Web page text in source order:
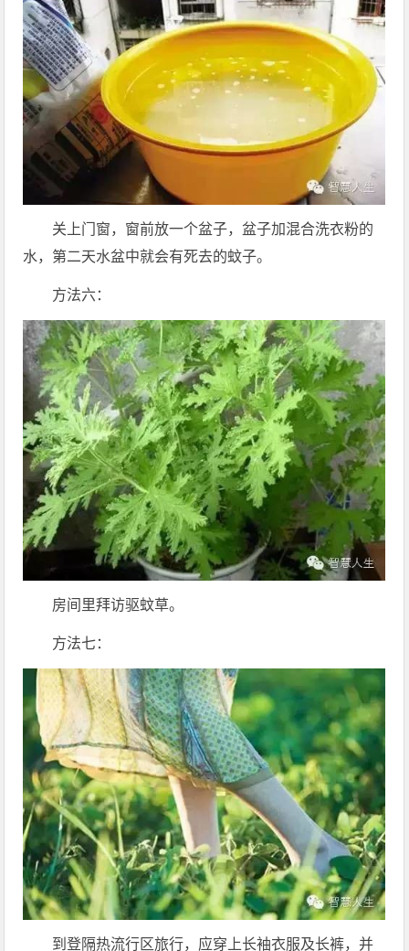
关上门窗，窗前放一个盆子，盆子加混合洗衣粉的
水，第二天水盆中就会有死去的蚊子。
方法六：
房间里拜访驱蚊草。
方法七：
到登隔热流行区旅行，应穿上长袖衣服及长裤，并